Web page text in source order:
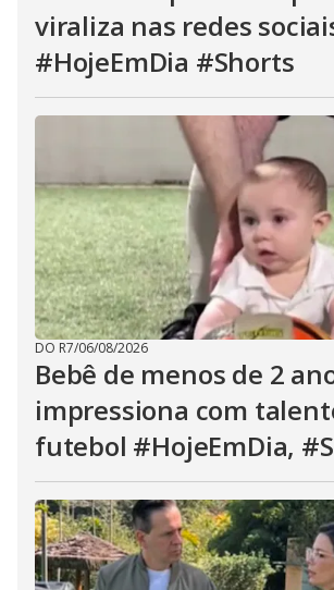
viraliza nas redes
#HojeEmDia #Shorts
DO R7/06/08/2026
Bebê de menos de 2
impressiona com
futebol #HojeEmDia,